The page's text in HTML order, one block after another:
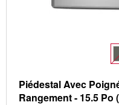
Piédestal Avec
Rangement - 15.5 Po